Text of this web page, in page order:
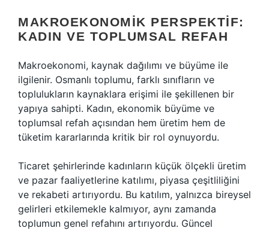
MAKROEKONOMIK PERSPEKTIF:
KADIN VE TOPLUMSAL REFAH
Makroekonomi, kaynak dağılımı ve büyüme ile
ilgilenir. Osmanlı toplumu, farklı sınıfların ve
toplulukların kaynaklara erişimi ile şekillenen bir
yapıya sahipti. Kadın, ekonomik büyüme ve
toplumsal refah açısından hem üretim hem de
tüketim kararlarında kritik bir rol oynuyordu.
Ticaret şehirlerinde kadınların küçük ölçekli üretim
ve pazar faaliyetlerine katılımı, piyasa çeşitliliğini
ve rekabeti artırıyordu. Bu katılım, yalnızca bireysel
gelirleri etkilemekle kalmıyor, aynı zamanda
toplumun genel refahını artırıyordu. Güncel